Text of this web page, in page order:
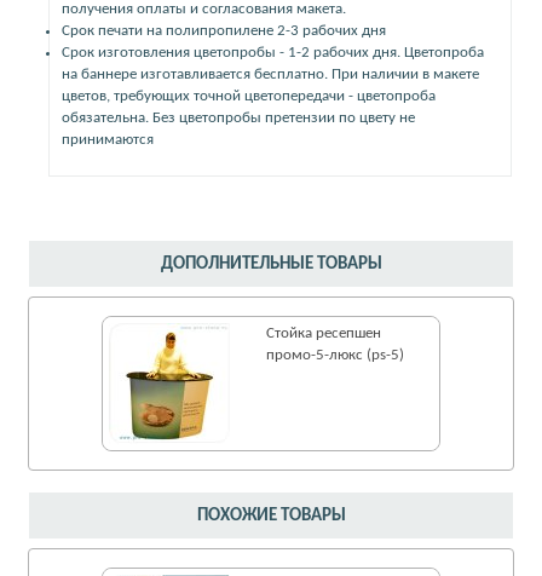
получения оплаты и согласования макета.
Срок печати на полипропилене 2-3 рабочих дня
Срок изготовления цветопробы - 1-2 рабочих дня. Цветопроба
на баннере изготавливается бесплатно. При наличии в макете
цветов, требующих точной цветопередачи - цветопроба
обязательна. Без цветопробы претензии по цвету не
принимаются
ПОХОЖИЕ ТОВАРЫ
ДОПОЛНИТЕЛЬНЫЕ ТОВАРЫ
Стойка ресепшен
промо-5-люкс (ps-5)